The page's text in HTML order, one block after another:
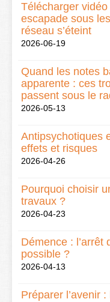
Télécharger
escapade sous
réseau s’éteint
2026-06-19
Quand les notes
apparente : ces
passent sous le
2026-05-13
Antipsychotiques
effets et risques
2026-04-26
Pourquoi choisir
travaux ?
2026-04-23
Démence : l’arrêt
possible ?
2026-04-13
Préparer l’avenir